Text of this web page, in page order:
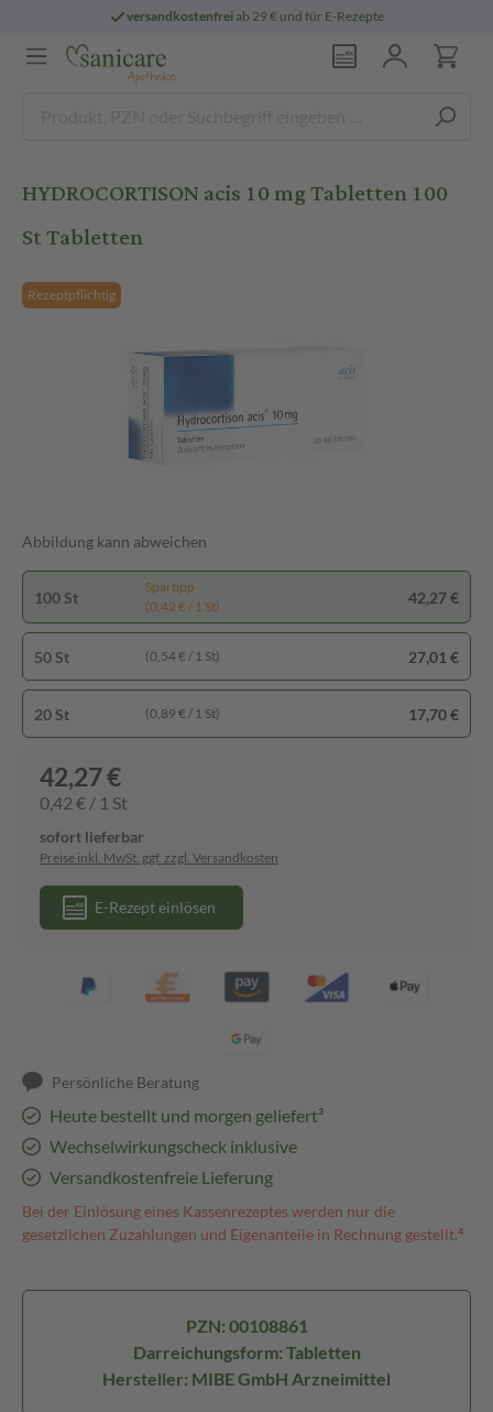
versandkostenfreiab 29 € und für E-Rezepte
HYDROCORTISON acis 10 mg Tabletten 100
St Tabletten
Rezeptpflichtig
Abbildung kann abweichen
100 St
Spartipp
(0,42 € / 1 St)
42,27 €
50 St (0,54 € / 1 St) 27,01 €
20 St (0,89 € / 1 St) 17,70 €
42,27 €
0,42 € / 1 St
sofort lieferbar
Preise inkl. MwSt. ggf. zzgl. Versandkosten
E-Rezept einlösen
Persönliche Beratung
Heute bestellt und morgen geliefert³
Wechselwirkungscheck inklusive
Versandkostenfreie Lieferung
Bei der Einlösung eines Kassenrezeptes werden nur die
gesetzlichen Zuzahlungen und Eigenanteile in Rechnung gestellt.⁴
PZN: 00108861
Darreichungsform: Tabletten
Hersteller: MIBE GmbH Arzneimittel